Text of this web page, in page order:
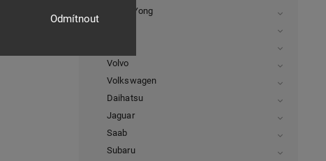
Odmítnout
SsangYong
Volvo
Volkswagen
Daihatsu
Jaguar
Saab
Subaru